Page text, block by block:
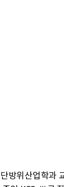
방위산업학과